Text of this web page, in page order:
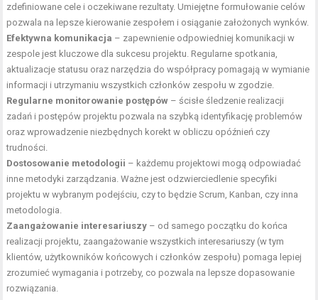
zdefiniowane cele i oczekiwane rezultaty. Umiejętne formułowanie celów
pozwala na lepsze kierowanie zespołem i osiąganie założonych wynków.
Efektywna komunikacja – zapewnienie odpowiedniej komunikacji w
zespole jest kluczowe dla sukcesu projektu. Regularne spotkania,
aktualizacje statusu oraz narzędzia do współpracy pomagają w wymianie
informacji i utrzymaniu wszystkich członków zespołu w zgodzie.
Regularne monitorowanie postępów – ścisłe śledzenie realizacji
zadań i postępów projektu pozwala na szybką identyfikację problemów
oraz wprowadzenie niezbędnych korekt w obliczu opóźnień czy
trudności.
Dostosowanie metodologii – każdemu projektowi mogą odpowiadać
inne metodyki zarządzania. Ważne jest odzwierciedlenie specyfiki
projektu w wybranym podejściu, czy to będzie Scrum, Kanban, czy inna
metodologia.
Zaangażowanie interesariuszy – od samego początku do końca
realizacji projektu, zaangażowanie wszystkich interesariuszy (w tym
klientów, użytkowników końcowych i członków zespołu) pomaga lepiej
zrozumieć wymagania i potrzeby, co pozwala na lepsze dopasowanie
rozwiązania.